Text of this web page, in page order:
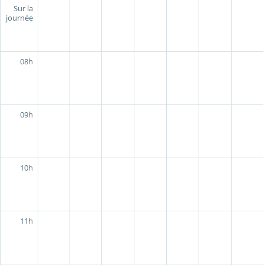
Sur la
journée
08h
09h
10h
11h